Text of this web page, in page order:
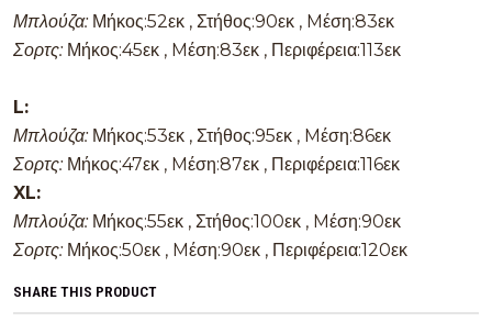
Μπλούζα: Μήκος:52εκ , Στήθος:90εκ , Mέση:83εκ
Σορτς: Μήκος:45εκ , Mέση:83εκ , Περιφέρεια:113εκ
L:
Μπλούζα: Μήκος:53εκ , Στήθος:95εκ , Mέση:86εκ
Σορτς: Μήκος:47εκ , Mέση:87εκ , Περιφέρεια:116εκ
XL:
Μπλούζα: Μήκος:55εκ , Στήθος:100εκ , Mέση:90εκ
Σορτς: Μήκος:50εκ , Mέση:90εκ , Περιφέρεια:120εκ
SHARE THIS PRODUCT